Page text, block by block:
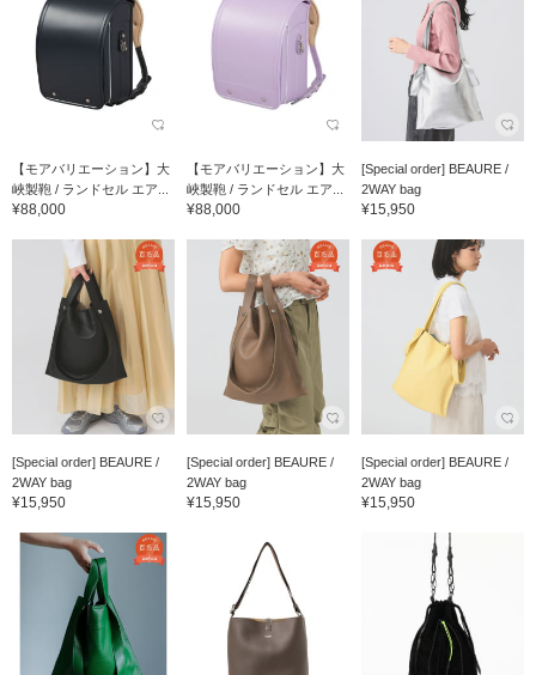
【モアバリエーション】大
峽製鞄 / ランドセル エア...
¥88,000
【モアバリエーション】大
峽製鞄 / ランドセル エア...
¥88,000
[Special order] BEAURE /
2WAY bag
¥15,950
[Special order] BEAURE /
2WAY bag
¥15,950
[Special order] BEAURE /
2WAY bag
¥15,950
[Special order] BEAURE /
2WAY bag
¥15,950